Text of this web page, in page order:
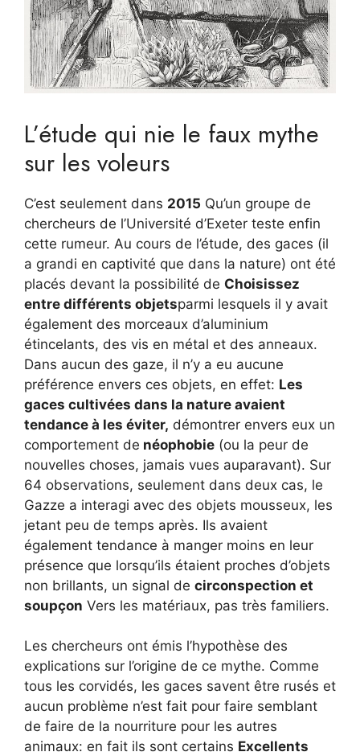
L’étude qui nie le faux mythe
sur les voleurs
C’est seulement dans 2015 Qu’un groupe de
chercheurs de l’Université d’Exeter teste enfin
cette rumeur. Au cours de l’étude, des gaces (il
a grandi en captivité que dans la nature) ont été
placés devant la possibilité de Choisissez
entre différents objetsparmi lesquels il y avait
également des morceaux d’aluminium
étincelants, des vis en métal et des anneaux.
Dans aucun des gaze, il n’y a eu aucune
préférence envers ces objets, en effet: Les
gaces cultivées dans la nature avaient
tendance à les éviter, démontrer envers eux un
comportement de néophobie (ou la peur de
nouvelles choses, jamais vues auparavant). Sur
64 observations, seulement dans deux cas, le
Gazze a interagi avec des objets mousseux, les
jetant peu de temps après. Ils avaient
également tendance à manger moins en leur
présence que lorsqu’ils étaient proches d’objets
non brillants, un signal de circonspection et
soupçon Vers les matériaux, pas très familiers.
Les chercheurs ont émis l’hypothèse des
explications sur l’origine de ce mythe. Comme
tous les corvidés, les gaces savent être rusés et
aucun problème n’est fait pour faire semblant
de faire de la nourriture pour les autres
animaux: en fait ils sont certains Excellents